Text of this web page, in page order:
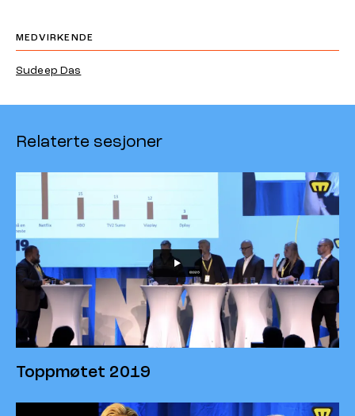
MEDVIRKENDE
Sudeep Das
Relaterte sesjoner
Toppmøtet 2019